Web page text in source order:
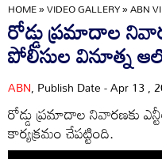
HOME»VIDEO GALLERY»ABN
రోడ్డు ప్రమాదాల
పోలీసుల వినూత్న
ABN, Publish Date - Apr 13 ,
రోడ్డు ప్రమాదాల నివారణకు
కార్యక్రమం చేపట్టింది.